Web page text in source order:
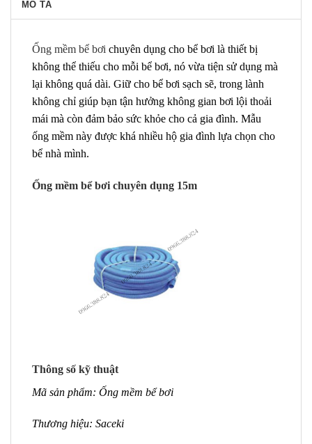
MÔ TẢ
Ống mềm bể bơi chuyên dụng cho bể bơi là thiết bị
không thể thiếu cho mỗi bể bơi, nó vừa tiện sử dụng mà
lại không quá dài. Giữ cho bể bơi sạch sẽ, trong lành
không chỉ giúp bạn tận hưởng không gian bơi lội thoải
mái mà còn đảm bảo sức khỏe cho cả gia đình. Mẫu
ống mềm này được khá nhiều hộ gia đình lựa chọn cho
bể nhà mình.
Ống mềm bể bơi chuyên dụng 15m
Thông số kỹ thuật
Mã sản phẩm: Ống mềm bể bơi
Thương hiệu: Saceki